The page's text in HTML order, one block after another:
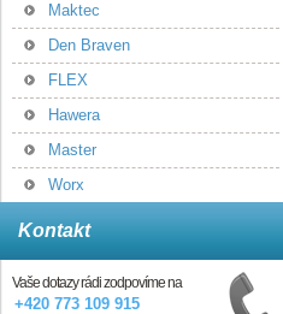
Maktec
Den Braven
FLEX
Hawera
Master
Worx
Kontakt
Vaše dotazy rádi zodpovíme na
+420 773 109 915